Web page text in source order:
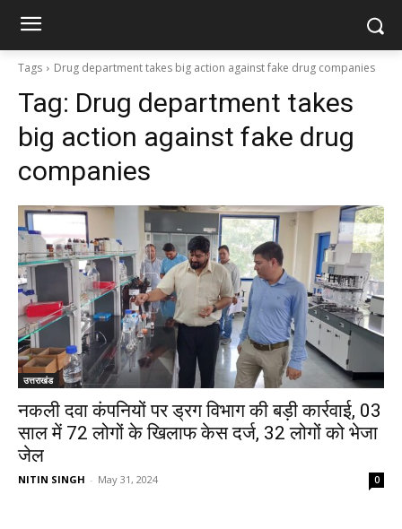
Tags Drug department takes big action against fake drug companies
Tag: Drug department takes
big action against fake drug
companies
उत्तराखंड
नकली दवा कंपनियों पर ड्रग विभाग की बड़ी कार्रवाई, 03
साल में 72 लोगों के खिलाफ केस दर्ज, 32 लोगों को भेजा
जेल
NITIN SINGH - May 31, 2024 0